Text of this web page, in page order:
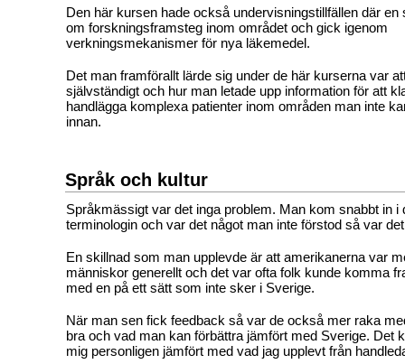
Den här kursen hade också undervisningstillfällen där en
om forskningsframsteg inom området och gick igenom
verkningsmekanismer för nya läkemedel.
Det man framförallt lärde sig under de här kurserna var
självständigt och hur man letade upp information för att
handlägga komplexa patienter inom områden man inte
innan.
Språk och kultur
Språkmässigt var det inga problem. Man kom snabbt in i
terminologin och var det något man inte förstod så var
En skillnad som man upplevde är att amerikanerna var
människor generellt och det var ofta folk kunde komma
med en på ett sätt som inte sker i Sverige.
När man sen fick feedback så var de också mer raka
bra och vad man kan förbättra jämfört med Sverige. Det
mig personligen jämfört med vad jag upplevt från